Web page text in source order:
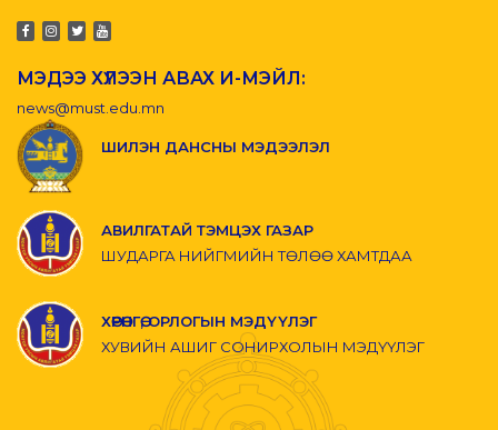
МЭДЭЭ ХҮЛЭЭН АВАХ И-МЭЙЛ:
news@must.edu.mn
ШИЛЭН ДАНСНЫ МЭДЭЭЛЭЛ
АВИЛГАТАЙ ТЭМЦЭХ ГАЗАР
ШУДАРГА НИЙГМИЙН ТӨЛӨӨ ХАМТДАА
ХӨРӨНГӨ, ОРЛОГЫН МЭДҮҮЛЭГ
ХУВИЙН АШИГ СОНИРХОЛЫН МЭДҮҮЛЭГ